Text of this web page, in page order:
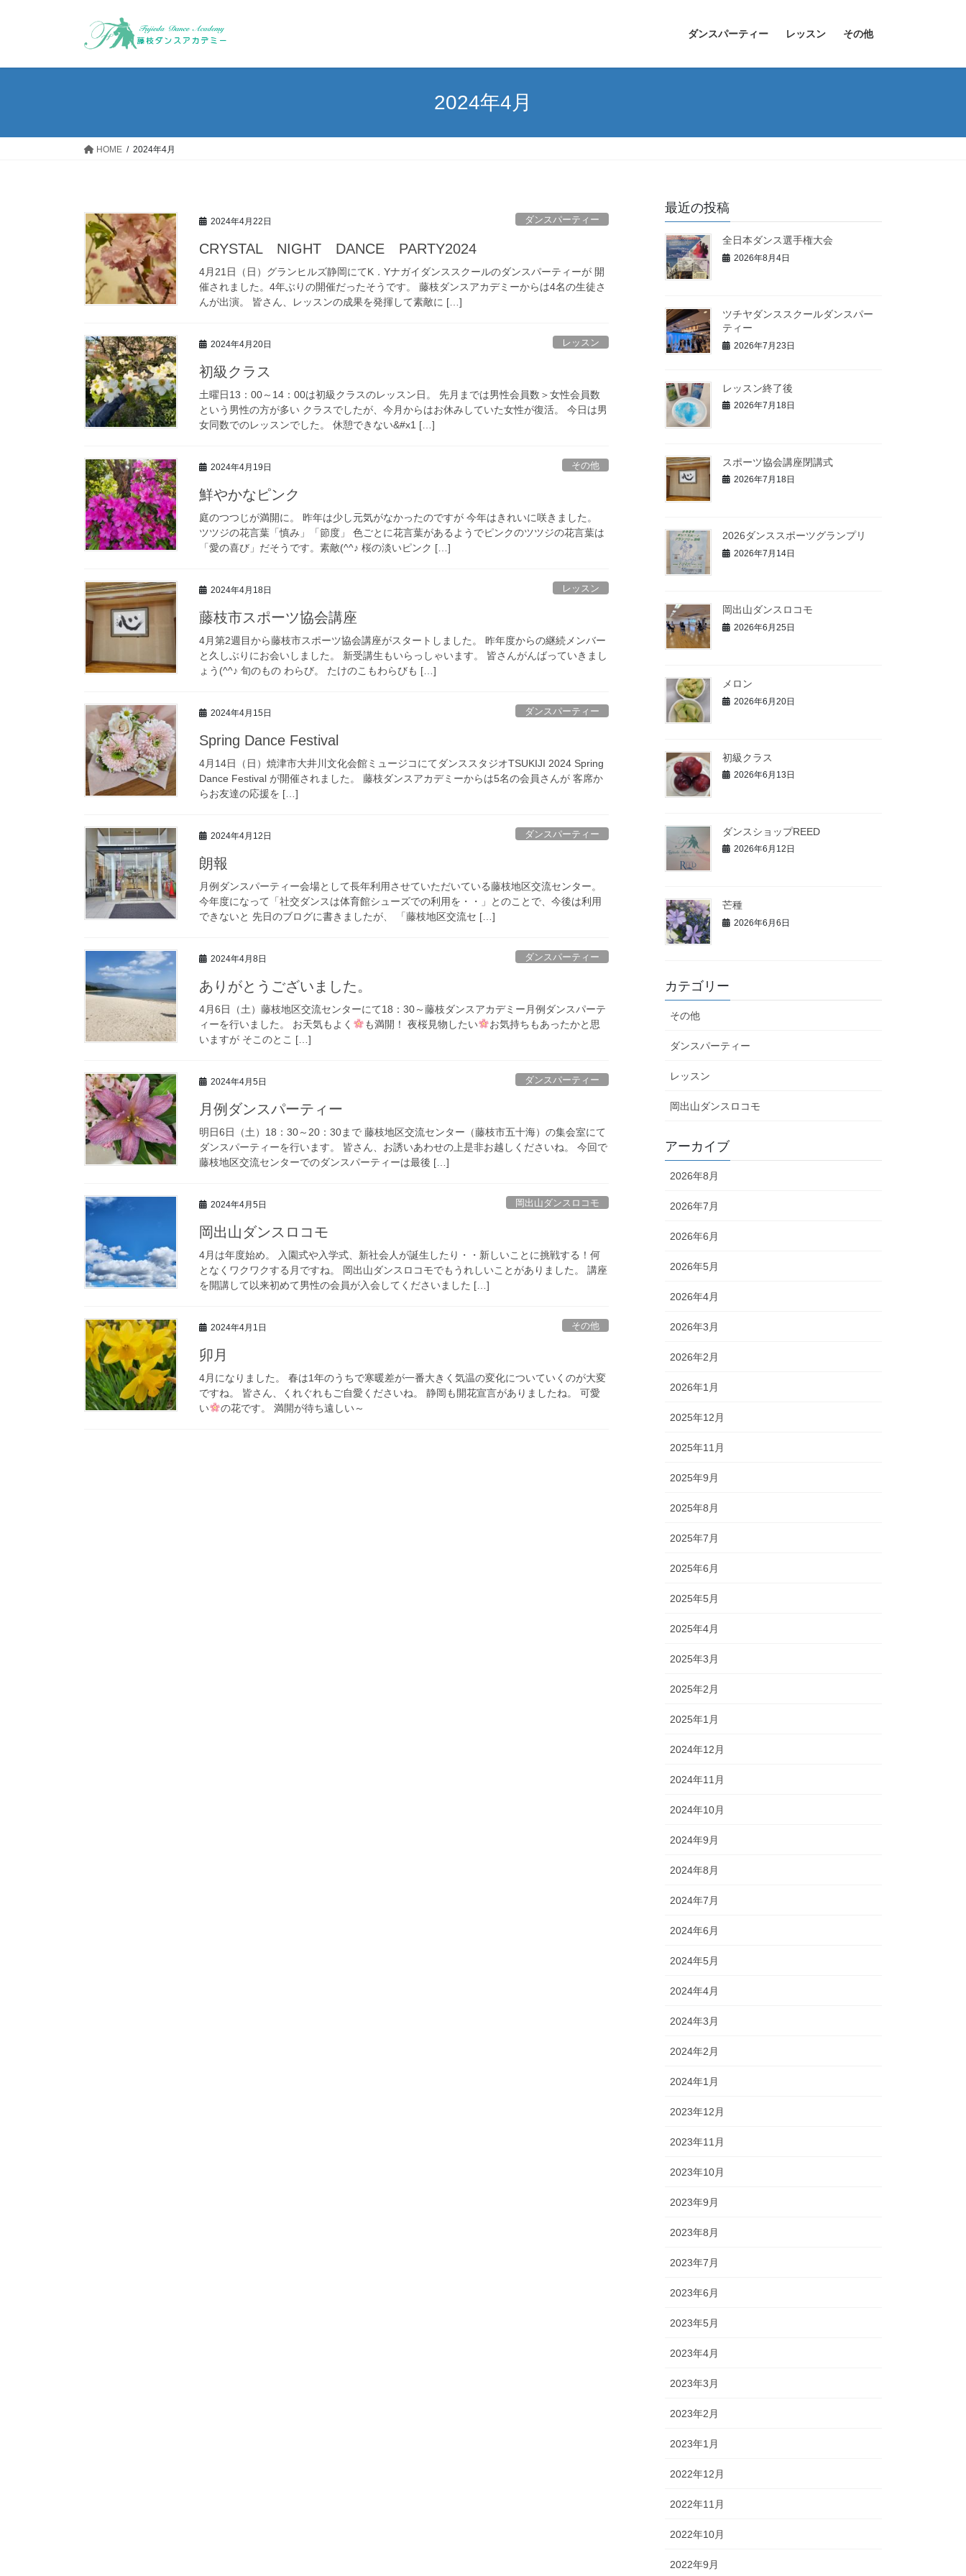
ダンスパーティー レッスン その他
2024年4月
HOME 2024年4月
2024年4月22日 ダンスパーティー
CRYSTAL NIGHT DANCE PARTY2024
4月21日（日）グランヒルズ静岡にてK．Yナガイダンススクールのダンスパーティーが 開
催されました。4年ぶりの開催だったそうです。 藤枝ダンスアカデミーからは4名の生徒さ
んが出演。 皆さん、レッスンの成果を発揮して素敵に […]
2024年4月20日 レッスン
初級クラス
土曜日13：00～14：00は初級クラスのレッスン日。 先月までは男性会員数＞女性会員数
という男性の方が多い クラスでしたが、今月からはお休みしていた女性が復活。 今日は男
女同数でのレッスンでした。 休憩できない&#x1 […]
2024年4月19日 その他
鮮やかなピンク
庭のつつじが満開に。 昨年は少し元気がなかったのですが 今年はきれいに咲きました。
ツツジの花言葉「慎み」「節度」 色ごとに花言葉があるようでピンクのツツジの花言葉は
「愛の喜び」だそうです。素敵(^^♪ 桜の淡いピンク […]
2024年4月18日 レッスン
藤枝市スポーツ協会講座
4月第2週目から藤枝市スポーツ協会講座がスタートしました。 昨年度からの継続メンバー
と久しぶりにお会いしました。 新受講生もいらっしゃいます。 皆さんがんばっていきまし
ょう(^^♪ 旬のもの わらび。 たけのこもわらびも […]
2024年4月15日 ダンスパーティー
Spring Dance Festival
4月14日（日）焼津市大井川文化会館ミュージコにてダンススタジオTSUKIJI 2024 Spring
Dance Festival が開催されました。 藤枝ダンスアカデミーからは5名の会員さんが 客席か
らお友達の応援を […]
2024年4月12日 ダンスパーティー
朗報
月例ダンスパーティー会場として長年利用させていただいている藤枝地区交流センター。
今年度になって「社交ダンスは体育館シューズでの利用を・・」とのことで、今後は利用
できないと 先日のブログに書きましたが、 「藤枝地区交流セ […]
2024年4月8日 ダンスパーティー
ありがとうございました。
4月6日（土）藤枝地区交流センターにて18：30～藤枝ダンスアカデミー月例ダンスパーテ
ィーを行いました。 お天気もよく
も満開！ 夜桜見物したい
お気持ちもあったかと思
いますが そこのとこ […]
2024年4月5日 ダンスパーティー
月例ダンスパーティー
明日6日（土）18：30～20：30まで 藤枝地区交流センター（藤枝市五十海）の集会室にて
ダンスパーティーを行います。 皆さん、お誘いあわせの上是非お越しくださいね。 今回で
藤枝地区交流センターでのダンスパーティーは最後 […]
2024年4月5日 岡出山ダンスロコモ
岡出山ダンスロコモ
4月は年度始め。 入園式や入学式、新社会人が誕生したり・・新しいことに挑戦する！何
となくワクワクする月ですね。 岡出山ダンスロコモでもうれしいことがありました。 講座
を開講して以来初めて男性の会員が入会してくださいました […]
2024年4月1日 その他
卯月
4月になりました。 春は1年のうちで寒暖差が一番大きく気温の変化についていくのが大変
ですね。 皆さん、くれぐれもご自愛くださいね。 静岡も開花宣言がありましたね。 可愛
い
の花です。 満開が待ち遠しい～
最近の投稿
全日本ダンス選手権大会
2026年8月4日
ツチヤダンススクールダンスパー
ティー
2026年7月23日
レッスン終了後
2026年7月18日
スポーツ協会講座閉講式
2026年7月18日
2026ダンススポーツグランプリ
2026年7月14日
岡出山ダンスロコモ
2026年6月25日
メロン
2026年6月20日
初級クラス
2026年6月13日
ダンスショップREED
2026年6月12日
芒種
2026年6月6日
カテゴリー
その他
ダンスパーティー
レッスン
岡出山ダンスロコモ
アーカイブ
2026年8月
2026年7月
2026年6月
2026年5月
2026年4月
2026年3月
2026年2月
2026年1月
2025年12月
2025年11月
2025年9月
2025年8月
2025年7月
2025年6月
2025年5月
2025年4月
2025年3月
2025年2月
2025年1月
2024年12月
2024年11月
2024年10月
2024年9月
2024年8月
2024年7月
2024年6月
2024年5月
2024年4月
2024年3月
2024年2月
2024年1月
2023年12月
2023年11月
2023年10月
2023年9月
2023年8月
2023年7月
2023年6月
2023年5月
2023年4月
2023年3月
2023年2月
2023年1月
2022年12月
2022年11月
2022年10月
2022年9月